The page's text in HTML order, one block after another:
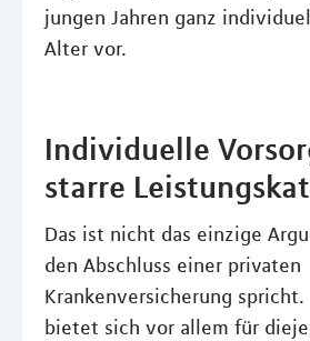
jungen Jahren ganz
Alter vor.
Individuelle
starre
Das ist nicht das einzige
den Abschluss einer privaten
Krankenversicherung
bietet sich vor allem für